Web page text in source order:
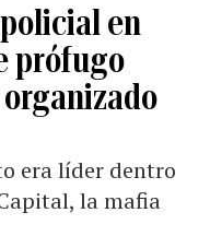
en
prófugo
era líder dentro
la mafia